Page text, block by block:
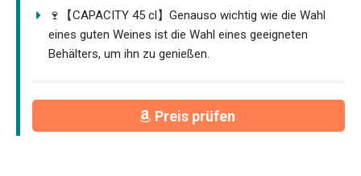
🍷【CAPACITY 45 cl】Genauso wichtig wie die Wahl
eines guten Weines ist die Wahl eines geeigneten
Behälters, um ihn zu genießen.
Preis prüfen